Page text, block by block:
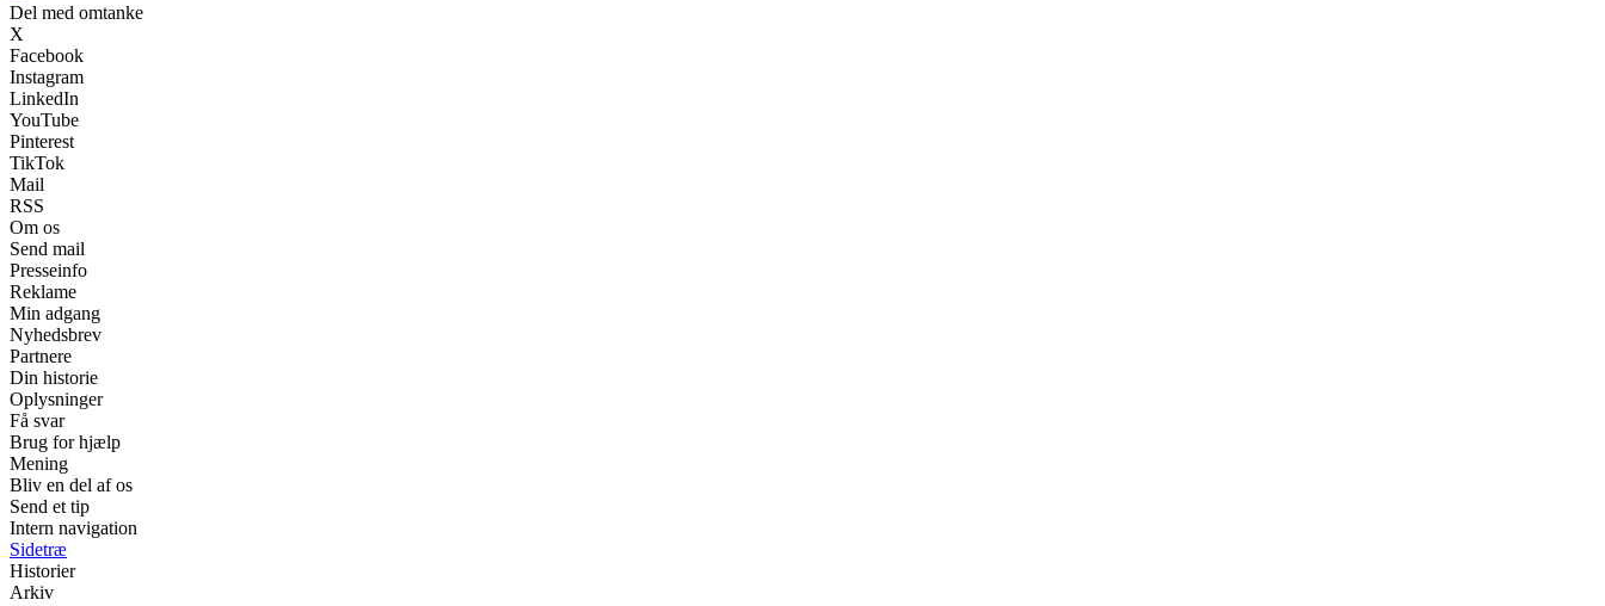
Del med omtanke
X
Facebook
Instagram
LinkedIn
YouTube
Pinterest
TikTok
Mail
RSS
Om os
Send mail
Presseinfo
Reklame
Min adgang
Nyhedsbrev
Partnere
Din historie
Oplysninger
Få svar
Brug for hjælp
Mening
Bliv en del af os
Send et tip
Intern navigation
Sidetræ
Historier
Arkiv